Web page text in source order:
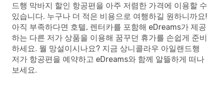
드행 막바지 할인 항공편을 아주 저렴한 가격에 이용할 수
있습니다. 누구나 더 적은 비용으로 여행하길 원하니까요!
아직 부족하다면 호텔, 렌터카를 포함해 eDreams가 제공
하는 다른 저가 상품을 이용해 꿈꾸던 휴가를 손쉽게 준비
하세요. 뭘 망설이시나요? 지금 상니콜라우 아일랜드행
저가 항공편을 예약하고 eDreams와 함께 알뜰하게 떠나
보세요.